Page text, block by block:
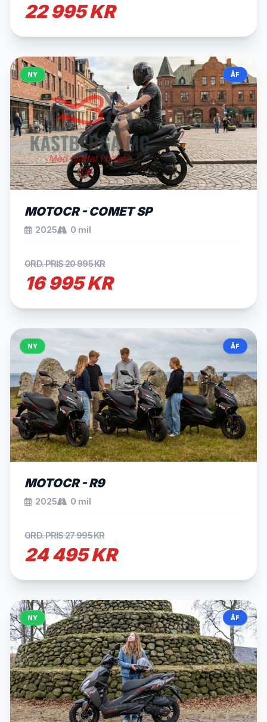
22 995 KR
NY ÅF
MOTOCR - COMET SP
2025 0 mil
ORD. PRIS 20 995 KR
16 995 KR
NY ÅF
MOTOCR - R9
2025 0 mil
ORD. PRIS 27 995 KR
24 495 KR
NY ÅF